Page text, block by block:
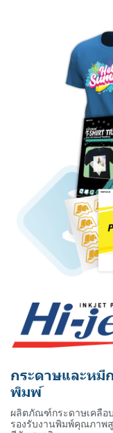
กระดาษและห
พิมพ์
ผลิตภัณฑ์กระดาษเคลือ
รองรับงานพิมพ์คุณภาพ